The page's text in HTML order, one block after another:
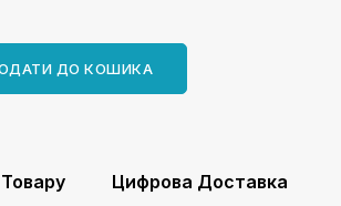
ДО КОШИКА
Цифрова Доставка